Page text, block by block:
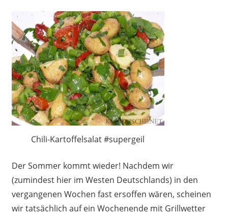
Chili-Kartoffelsalat #supergeil
Der Sommer kommt wieder! Nachdem wir
(zumindest hier im Westen Deutschlands) in den
vergangenen Wochen fast ersoffen wären, scheinen
wir tatsächlich auf ein Wochenende mit Grillwetter